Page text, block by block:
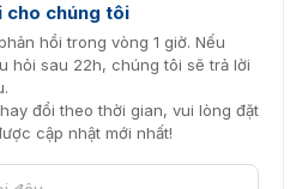
cho chúng tôi
hồi trong vòng 1 giờ. Nếu
hỏi sau 22h, chúng tôi sẽ trả lời
đổi theo thời gian, vui lòng đặt
cập nhật mới nhất!